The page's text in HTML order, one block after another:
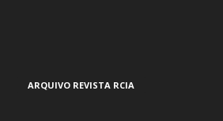
ARQUIVO REVISTA RCIA